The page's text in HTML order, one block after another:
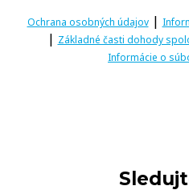
Ochrana osobných údajov|
| Základné časti dohody
Informácie o